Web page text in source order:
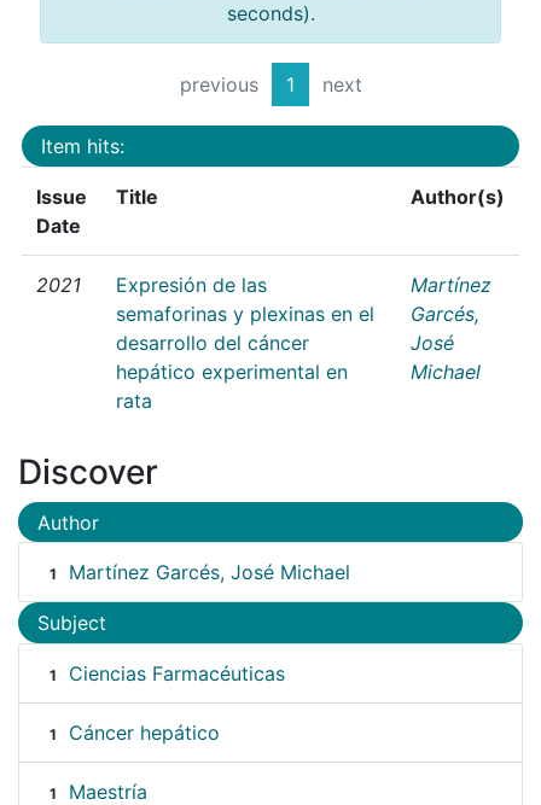
seconds).
previous 1 next
Item hits:
Issue
Date
Title Author(s)
2021
Expresión de las
semaforinas y plexinas en el
desarrollo del cáncer
hepático experimental en
rata
Martínez
Garcés,
José
Michael
Discover
Author
1 Martínez Garcés, José Michael
Subject
1 Ciencias Farmacéuticas
1 Cáncer hepático
1 Maestría